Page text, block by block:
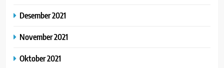
Desember 2021
November 2021
Oktober 2021